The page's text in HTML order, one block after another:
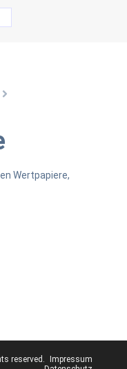
Wertpapiere,
reserved.
Impressum